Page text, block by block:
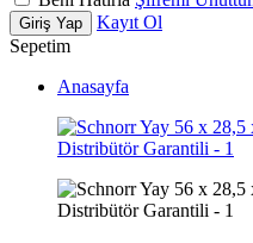
Giriş Yap
Kayıt Ol
Sepetim
Anasayfa